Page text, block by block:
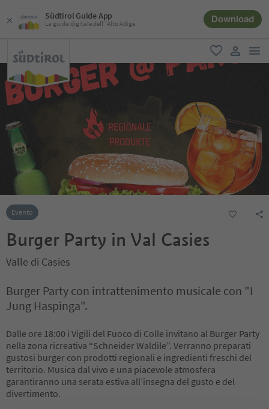
Südtirol Guide App
La guida digitale dell´Alto Adige Download
favoriti
user link
Evento
Burger Party in Val Casies
Valle di Casies
Burger Party con intrattenimento musicale con "I
Jung Haspinga".
Dalle ore 18:00 i Vigili del Fuoco di Colle invitano al Burger Party
nella zona ricreativa “Schneider Waldile”. Verranno preparati
gustosi burger con prodotti regionali e ingredienti freschi del
territorio. Musica dal vivo e una piacevole atmosfera
garantiranno una serata estiva all’insegna del gusto e del
divertimento.